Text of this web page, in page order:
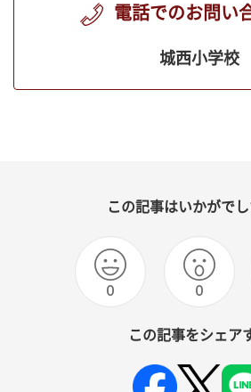
電話でのお問い
城西小学校
この記事はいかがで
0 0
この記事をシェア